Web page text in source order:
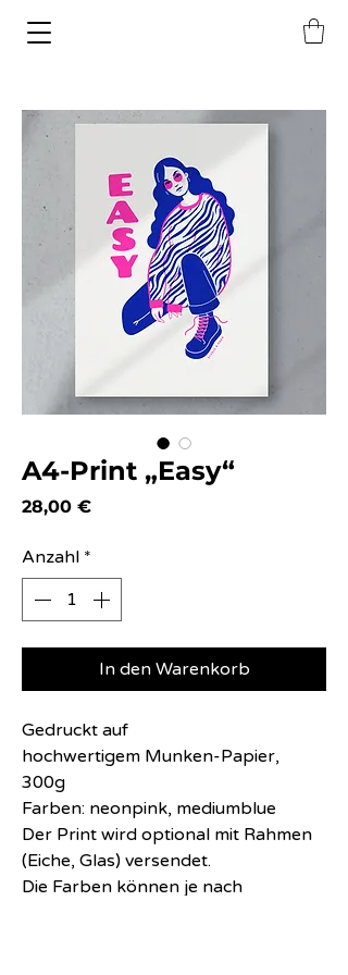
A4-Print „Easy“
28,00 €Preis
Anzahl *
In den Warenkorb
Gedruckt auf
hochwertigem Munken-Papier,
300g
Farben: neonpink, mediumblue
Der Print wird optional mit Rahmen
(Eiche, Glas) versendet.
Die Farben können je nach